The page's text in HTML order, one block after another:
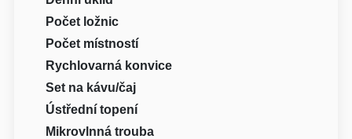
Počet ložnic
Počet místností
Rychlovarná konvice
Set na kávu/čaj
Ústřední topení
Mikrovlnná trouba